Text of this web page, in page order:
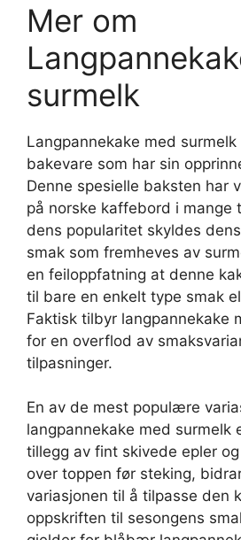
Mer om
surmelk
Langpannekake med
bakevare som har sin
Denne spesielle baksten har
på norske kaffebord i mange
dens popularitet skyldes
smak som fremheves av
en feiloppfatning at denne
til bare en enkelt type smak
Faktisk tilbyr langpannekake
for en overflod av
tilpasninger.
En av de mest populære
langpannekake med surmelk
tillegg av fint skivede epler
over toppen før steking,
variasjonen til å tilpasse den
oppskriften til sesongens